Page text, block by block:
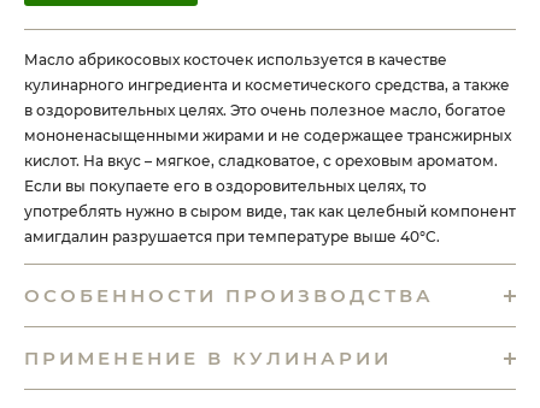
Масло абрикосовых косточек используется в качестве
кулинарного ингредиента и косметического средства, а также
в оздоровительных целях. Это очень полезное масло, богатое
мононенасыщенными жирами и не содержащее трансжирных
кислот. На вкус – мягкое, сладковатое, с ореховым ароматом.
Если вы покупаете его в оздоровительных целях, то
употреблять нужно в сыром виде, так как целебный компонент
амигдалин разрушается при температуре выше 40°C.
ОСОБЕННОСТИ ПРОИЗВОДСТВА
ПРИМЕНЕНИЕ В КУЛИНАРИИ